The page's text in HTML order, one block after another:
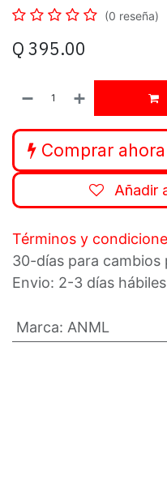
(0 reseña)
Q 395.00
Comprar ahora
Añadir
Términos y
30-días para cambios
Envio: 2-3 días
Marca: ANML